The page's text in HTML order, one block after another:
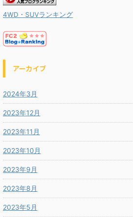
4WD・SUVランキング
アーカイブ
2024年3月
2023年12月
2023年11月
2023年10月
2023年9月
2023年8月
2023年5月